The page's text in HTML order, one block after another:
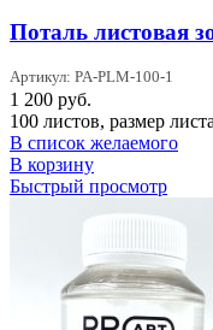
Поталь листовая
Артикул: PA-PLM-100-1
1 200 руб.
100 листов, размер
В список желаемого
В корзину
Быстрый просмотр